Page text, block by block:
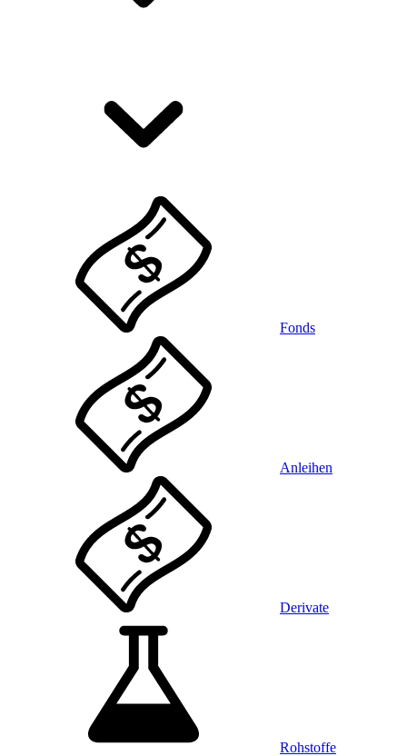
Fonds
Anleihen
Derivate
Rohstoffe